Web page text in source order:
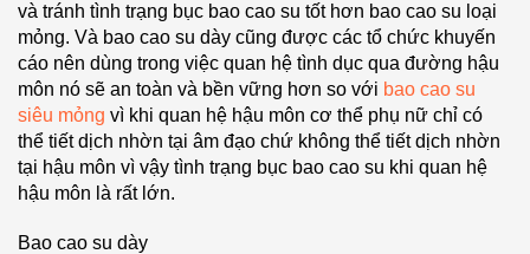
và tránh tình trạng bục bao cao su tốt hơn bao cao su loại
mỏng. Và bao cao su dày cũng được các tổ chức khuyến
cáo nên dùng trong việc quan hệ tình dục qua đường hậu
môn nó sẽ an toàn và bền vững hơn so với bao cao su
siêu mỏng vì khi quan hệ hậu môn cơ thể phụ nữ chỉ có
thể tiết dịch nhờn tại âm đạo chứ không thể tiết dịch nhờn
tại hậu môn vì vậy tình trạng bục bao cao su khi quan hệ
hậu môn là rất lớn.
Bao cao su dày